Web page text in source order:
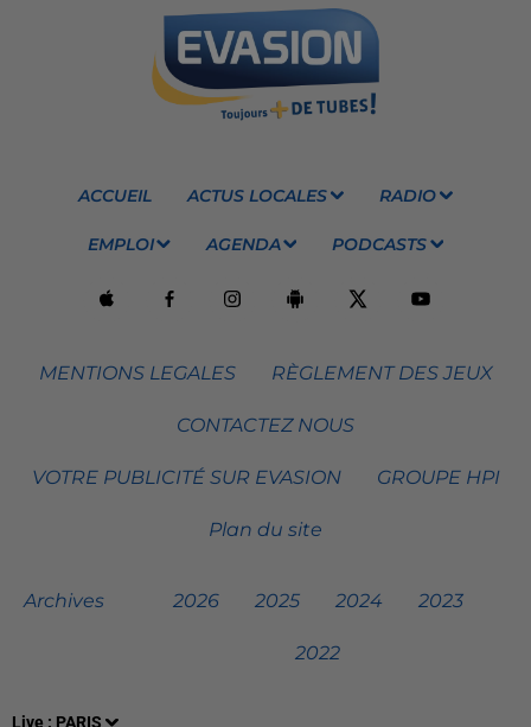
Live : PARIS
ACCUEIL ACTUS LOCALES RADIO
EMPLOI AGENDA PODCASTS
MENTIONS LEGALES RÈGLEMENT DES JEUX
CONTACTEZ NOUS
VOTRE PUBLICITÉ SUR EVASION GROUPE HPI
Plan du site
Archives 2026 2025 2024 2023
2022